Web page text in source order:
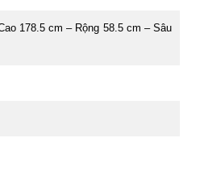
178.5 cm – Rộng 58.5 cm – Sâu